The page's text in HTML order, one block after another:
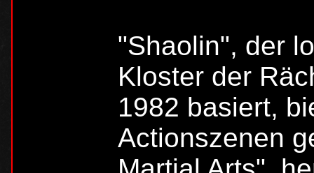
"Shaolin", der
Kloster der
1982 basiert,
Actionszenen